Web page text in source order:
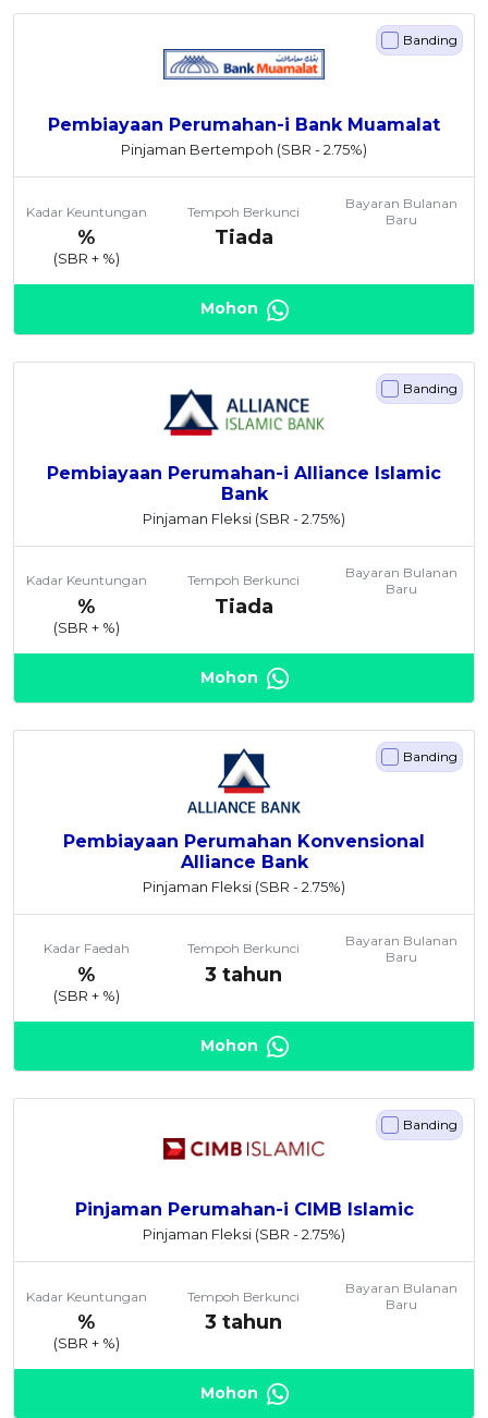
Pembiayaan Perumahan-i Bank Muamalat
Pinjaman Bertempoh (SBR - 2.75%)
Kadar Keuntungan
%
(SBR + %)
Tempoh Berkunci
Tiada
Bayaran Bulanan
Baru
Banding
Mohon
Pembiayaan Perumahan-i Alliance Islamic
Bank
Pinjaman Fleksi (SBR - 2.75%)
Kadar Keuntungan
%
(SBR + %)
Tempoh Berkunci
Tiada
Bayaran Bulanan
Baru
Banding
Mohon
Pembiayaan Perumahan Konvensional
Alliance Bank
Pinjaman Fleksi (SBR - 2.75%)
Kadar Faedah
%
(SBR + %)
Tempoh Berkunci
3 tahun
Bayaran Bulanan
Baru
Banding
Mohon
Pinjaman Perumahan-i CIMB Islamic
Pinjaman Fleksi (SBR - 2.75%)
Kadar Keuntungan
%
(SBR + %)
Tempoh Berkunci
3 tahun
Bayaran Bulanan
Baru
Banding
Mohon